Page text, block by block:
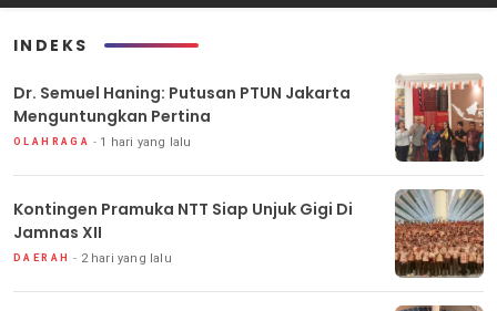
INDEKS
Dr. Semuel Haning: Putusan PTUN Jakarta
Menguntungkan Pertina
OLAHRAGA 1 hari yang lalu
Kontingen Pramuka NTT Siap Unjuk Gigi Di
Jamnas XII
DAERAH 2 hari yang lalu